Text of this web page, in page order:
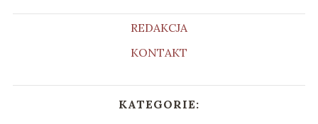
REDAKCJA
KONTAKT
KATEGORIE: